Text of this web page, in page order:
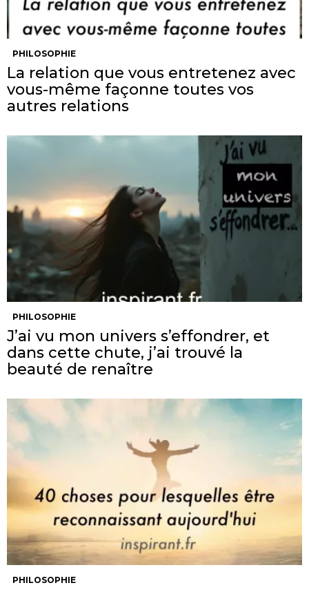
PHILOSOPHIE
La relation que vous entretenez avec
vous-même façonne toutes vos
autres relations
PHILOSOPHIE
J’ai vu mon univers s’effondrer, et
dans cette chute, j’ai trouvé la
beauté de renaître
PHILOSOPHIE